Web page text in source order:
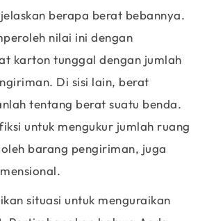
berapa berat bebannya.
nilai ini dengan
karton tunggal dengan jumlah
Di sisi lain, berat
tentang berat suatu benda.
untuk mengukur jumlah ruang
barang pengiriman, juga
situasi untuk menguraikan